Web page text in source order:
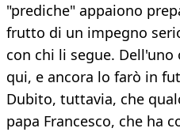
"prediche" appaiono
frutto di un impegno
con chi li segue.
qui, e ancora lo farò in
Dubito, tuttavia, che
papa Francesco, che ha